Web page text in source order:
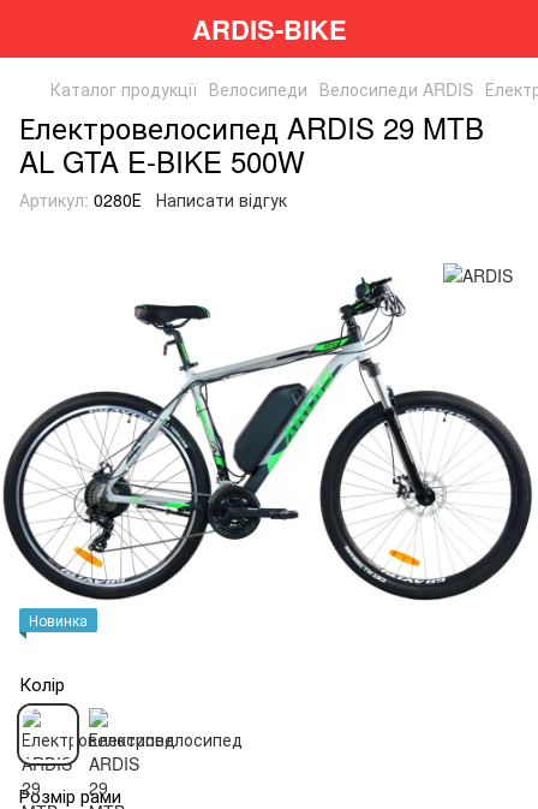
ARDIS-BIKE
Каталог продукції Велосипеди Велосипеди ARDIS
Електровелосипед ARDIS 29 MTB
AL GTA E-BIKE 500W
Артикул: 0280Е Написати відгук
Новинка
Колір
Розмір рами